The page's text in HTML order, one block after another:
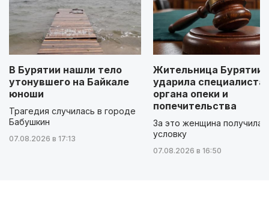
В Бурятии нашли тело
утонувшего на Байкале
юноши
Трагедия случилась в городе
Бабушкин
07.08.2026 в 17:13
Жительница Бурятии
ударила специалиста
органа опеки и
попечительства
За это женщина получила
условку
07.08.2026 в 16:50